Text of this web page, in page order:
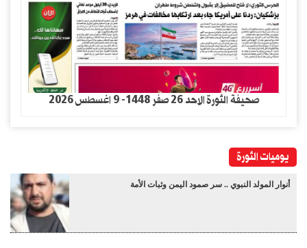
صحيفة الثورة الاحد 26 صفر 1448- 9 اغسطس 2026
يوميات الثورة
أنوار المولد النبوي .. سر صمود اليمن وثبات الأمة